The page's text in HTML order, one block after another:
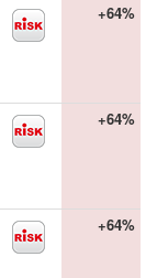
+64%
+64%
+64%